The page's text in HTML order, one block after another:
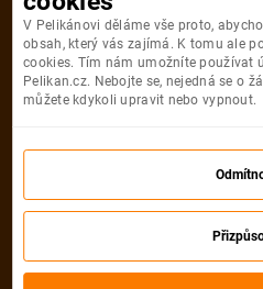
V Pelikánovi děláme vše proto,
obsah, který vás zajímá. K tomu ale
cookies. Tím nám umožníte používat
Pelikan.cz. Nebojte se, nejedná se o
můžete kdykoli upravit nebo vypnout.